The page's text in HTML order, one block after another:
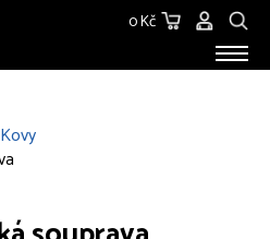
0 Kč
Kovy